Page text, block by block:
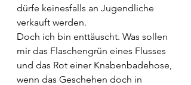
dürfe keinesfalls an Jugendliche
verkauft werden.
Doch ich bin enttäuscht. Was sollen
mir das Flaschengrün eines Flusses
und das Rot einer Knabenbadehose,
wenn das Geschehen doch in